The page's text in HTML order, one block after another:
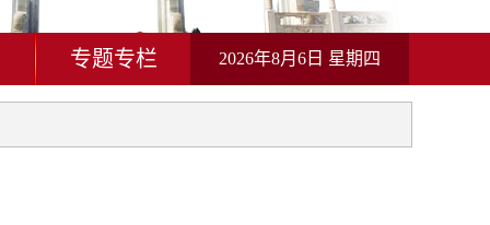
专题专栏 2026年8月6日 星期四